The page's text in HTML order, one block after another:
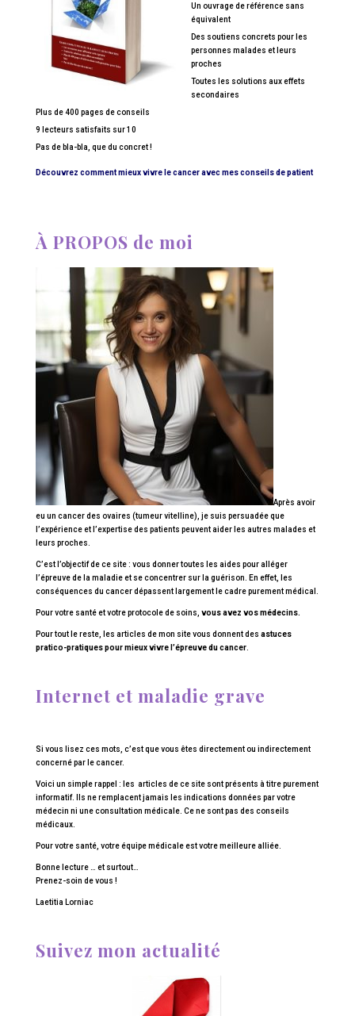
Un ouvrage de référence sans
équivalent
Des soutiens concrets pour les
personnes malades et leurs
proches
Toutes les solutions aux effets
secondaires
Plus de 400 pages de conseils
9 lecteurs satisfaits sur 10
Pas de bla-bla, que du concret !
Découvrez comment mieux vivre le cancer avec mes conseils de patient
À PROPOS de moi
Après avoir
eu un cancer des ovaires (tumeur vitelline), je suis persuadée que
l’expérience et l’expertise des patients peuvent aider les autres malades et
leurs proches.
C’est l’objectif de ce site : vous donner toutes les aides pour alléger
l’épreuve de la maladie et se concentrer sur la guérison. En effet, les
conséquences du cancer dépassent largement le cadre purement médical.
Pour votre santé et votre protocole de soins, vous avez vos médecins.
Pour tout le reste, les articles de mon site vous donnent des astuces
pratico-pratiques pour mieux vivre l’épreuve du cancer.
Internet et maladie grave
Si vous lisez ces mots, c’est que vous êtes directement ou indirectement
concerné par le cancer.
Voici un simple rappel : les articles de ce site sont présents à titre purement
informatif. Ils ne remplacent jamais les indications données par votre
médecin ni une consultation médicale. Ce ne sont pas des conseils
médicaux.
Pour votre santé, votre équipe médicale est votre meilleure alliée.
Bonne lecture … et surtout…
Prenez-soin de vous !
Laetitia Lorniac
Suivez mon actualité